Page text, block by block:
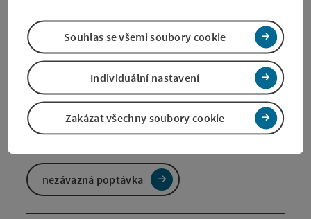
19.08.2026 19.08.2026
20.08.2026 20.08.2026
21.08.2026 21.08.2026
Zobrazuji 1 až 10 z celkem 418 záznamů
Předchozí Další
nezávazná poptávka
Zakázat všechny soubory cookie
Individuální nastavení
Souhlas se všemi soubory cookie